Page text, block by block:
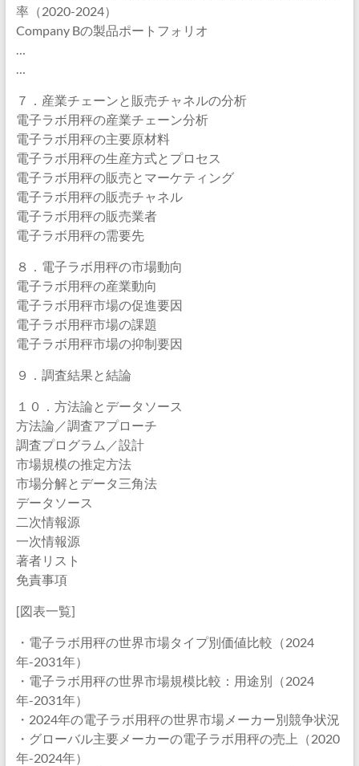
率（2020-2024）
Company Bの製品ポートフォリオ
…
…
７．産業チェーンと販売チャネルの分析
電子ラボ用秤の産業チェーン分析
電子ラボ用秤の主要原材料
電子ラボ用秤の生産方式とプロセス
電子ラボ用秤の販売とマーケティング
電子ラボ用秤の販売チャネル
電子ラボ用秤の販売業者
電子ラボ用秤の需要先
８．電子ラボ用秤の市場動向
電子ラボ用秤の産業動向
電子ラボ用秤市場の促進要因
電子ラボ用秤市場の課題
電子ラボ用秤市場の抑制要因
９．調査結果と結論
１０．方法論とデータソース
方法論／調査アプローチ
調査プログラム／設計
市場規模の推定方法
市場分解とデータ三角法
データソース
二次情報源
一次情報源
著者リスト
免責事項
[図表一覧]
・電子ラボ用秤の世界市場タイプ別価値比較（2024
年-2031年）
・電子ラボ用秤の世界市場規模比較：用途別（2024
年-2031年）
・2024年の電子ラボ用秤の世界市場メーカー別競争状況
・グローバル主要メーカーの電子ラボ用秤の売上（2020
年-2024年）